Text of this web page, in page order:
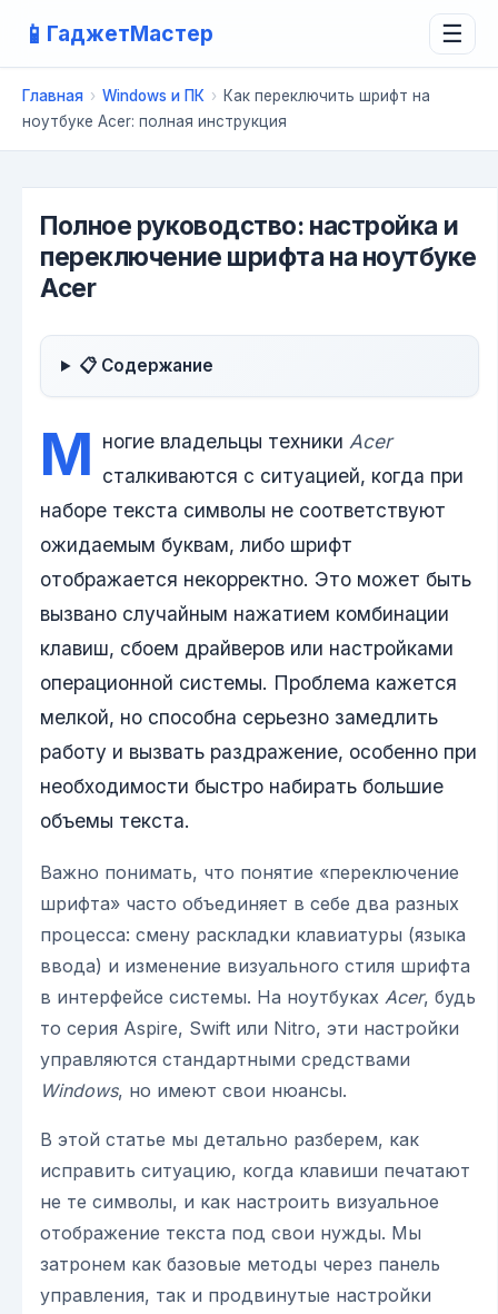
📱 ГаджетМастер ☰
Главная › Windows и ПК › Как переключить шрифт на
ноутбуке Acer: полная инструкция
Полное руководство: настройка и
переключение шрифта на ноутбуке
Acer
📋 Содержание
М ногие владельцы техники Acer
сталкиваются с ситуацией, когда при
наборе текста символы не соответствуют
ожидаемым буквам, либо шрифт
отображается некорректно. Это может быть
вызвано случайным нажатием комбинации
клавиш, сбоем драйверов или настройками
операционной системы. Проблема кажется
мелкой, но способна серьезно замедлить
работу и вызвать раздражение, особенно при
необходимости быстро набирать большие
объемы текста.
Важно понимать, что понятие «переключение
шрифта» часто объединяет в себе два разных
процесса: смену раскладки клавиатуры (языка
ввода) и изменение визуального стиля шрифта
в интерфейсе системы. На ноутбуках Acer, будь
то серия Aspire, Swift или Nitro, эти настройки
управляются стандартными средствами
Windows, но имеют свои нюансы.
В этой статье мы детально разберем, как
исправить ситуацию, когда клавиши печатают
не те символы, и как настроить визуальное
отображение текста под свои нужды. Мы
затронем как базовые методы через панель
управления, так и продвинутые настройки